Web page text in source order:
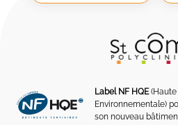
Label NF HQE(Haute
Environnementale)
son nouveau